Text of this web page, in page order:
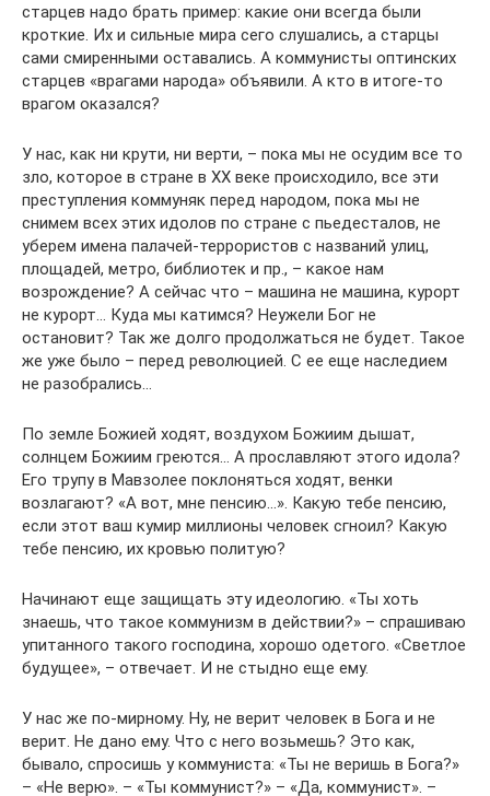
старцев надо брать пример: какие они всегда были
кроткие. Их и сильные мира сего слушались, а старцы
сами смиренными оставались. А коммунисты оптинских
старцев «врагами народа» объявили. А кто в итоге-то
врагом оказался?
У нас, как ни крути, ни верти, – пока мы не осудим все то
зло, которое в стране в XX веке происходило, все эти
преступления коммуняк перед народом, пока мы не
снимем всех этих идолов по стране с пьедесталов, не
уберем имена палачей-террористов с названий улиц,
площадей, метро, библиотек и пр., – какое нам
возрождение? А сейчас что – машина не машина, курорт
не курорт… Куда мы катимся? Неужели Бог не
остановит? Так же долго продолжаться не будет. Такое
же уже было – перед революцией. С ее еще наследием
не разобрались…
По земле Божией ходят, воздухом Божиим дышат,
солнцем Божиим греются… А прославляют этого идола?
Его трупу в Мавзолее поклоняться ходят, венки
возлагают? «А вот, мне пенсию…». Какую тебе пенсию,
если этот ваш кумир миллионы человек сгноил? Какую
тебе пенсию, их кровью политую?
Начинают еще защищать эту идеологию. «Ты хоть
знаешь, что такое коммунизм в действии?» – спрашиваю
упитанного такого господина, хорошо одетого. «Светлое
будущее», – отвечает. И не стыдно еще ему.
У нас же по-мирному. Ну, не верит человек в Бога и не
верит. Не дано ему. Что с него возьмешь? Это как,
бывало, спросишь у коммуниста: «Ты не веришь в Бога?»
– «Не верю». – «Ты коммунист?» – «Да, коммунист». –